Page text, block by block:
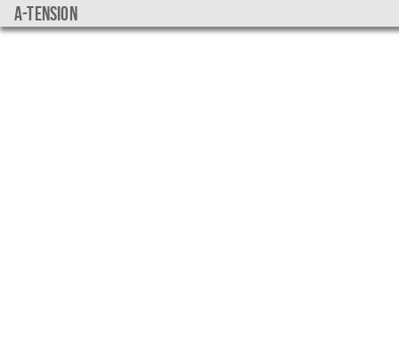
a-tension